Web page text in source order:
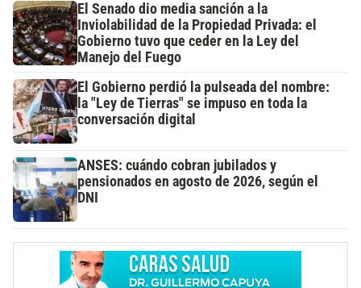
El Senado dio media sanción a la
Inviolabilidad de la Propiedad Privada: el
Gobierno tuvo que ceder en la Ley del
Manejo del Fuego
El Gobierno perdió la pulseada del nombre:
la "Ley de Tierras" se impuso en toda la
conversación digital
ANSES: cuándo cobran jubilados y
pensionados en agosto de 2026, según el
DNI